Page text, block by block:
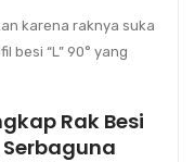
karena raknya suka
besi “L” 90° yang
Rak Besi